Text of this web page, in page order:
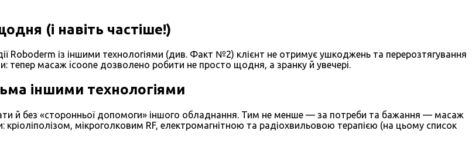
(і навіть частіше!)
Roboderm із іншими технологіями (див. Факт №2) клієнт не отримує ушкоджень та перерозтягування
тепер масаж icoone дозволено робити не просто щодня, а зранку й увечері.
іншими технологіями
й без «сторонньої допомоги» іншого обладнання. Тим не менше — за потреби та бажання — масаж
мікроголковим RF, електромагнітною та радіохвильовою терапією (на цьому список